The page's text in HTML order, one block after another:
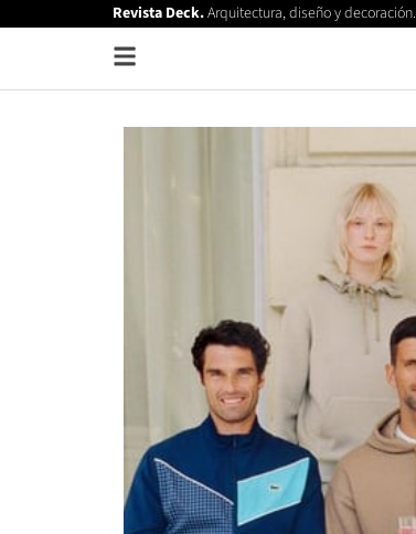
Revista Deck.Arquitectura, diseño y decoración.